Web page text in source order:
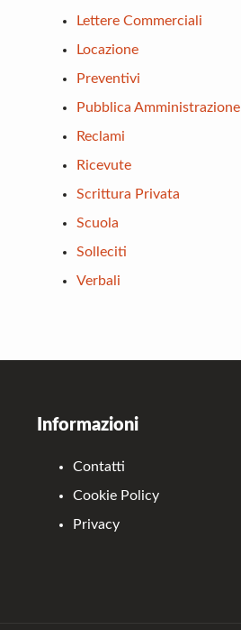
Lettere Commerciali
Locazione
Preventivi
Pubblica Amministrazione
Reclami
Ricevute
Scrittura Privata
Scuola
Solleciti
Verbali
Informazioni
Contatti
Cookie Policy
Privacy